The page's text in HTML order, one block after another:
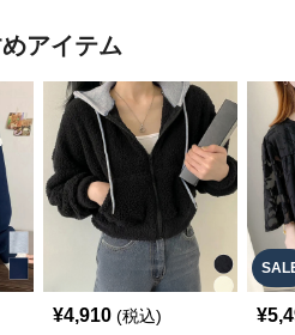
アイテム
¥4,910 (税込) ¥